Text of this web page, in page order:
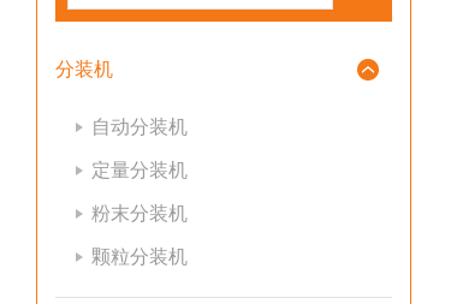
分装机
自动分装机
定量分装机
粉末分装机
颗粒分装机